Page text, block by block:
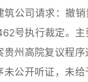
公司请求：撤销
号执行裁定。主
贵州高院复议程序
未公开听证，未给